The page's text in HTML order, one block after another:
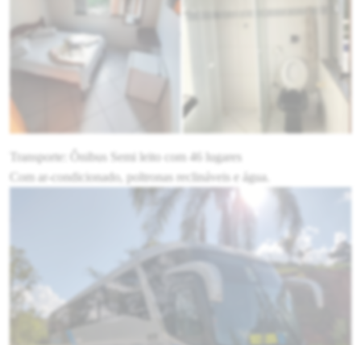
Transporte: Ônibus Semi leito com 46 lugares
Com ar-condicionado, poltronas reclináveis e água.